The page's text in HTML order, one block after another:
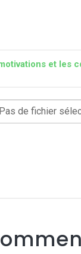
et les
Pas de fichier